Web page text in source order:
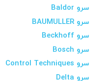
سرو Baldor
سرو BAUMULLER
سرو Beckhoff
سرو Bosch
سرو Control Techniques
سرو Delta